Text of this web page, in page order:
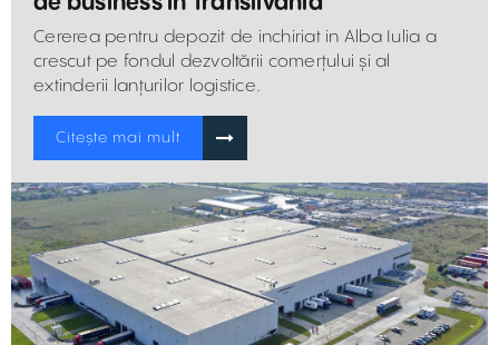
Cererea pentru depozit de inchiriat in Alba Iulia a
crescut pe fondul dezvoltării comerțului și al
extinderii lanțurilor logistice.
Citește mai mult